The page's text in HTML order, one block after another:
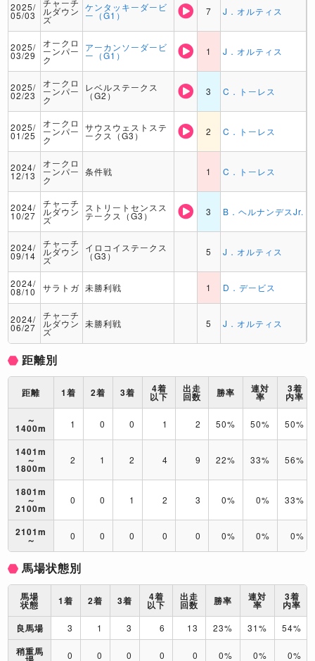
2025/
05/03
チャーチ
ルダウン
ズ
ケンタッキーダービ
ー（G1） 7 J．オルティス
2025/
03/29
オークロ
ーンパー
ク
アーカンソーダービ
ー（G1） 1 J．オルティス
2025/
02/23
オークロ
ーンパー
ク
レベルステークス
（G2） 3 C．トーレス
2025/
01/25
オークロ
ーンパー
ク
サウスウェストステ
ークス（G3） 2 C．トーレス
2024/
12/13
オークロ
ーンパー
ク
条件戦 1 C．トーレス
2024/
10/27
チャーチ
ルダウン
ズ
ストリートセンスス
テークス（G3） 3 B．ヘルナンデスJr.
2024/
09/14
チャーチ
ルダウン
ズ
イロコイステークス
（G3） 5 J．オルティス
2024/
08/10 サラトガ 未勝利戦 1 D．デービス
2024/
06/27
チャーチ
ルダウン
ズ
未勝利戦 5 J．オルティス
距離別
距離 1着 2着 3着 4着
以下
出走
回数 勝率 連対
率
3着
内率
～
1400m 1 0 0 1 2 50% 50% 50%
1401m
～
1800m
2 1 2 4 9 22% 33% 56%
1801m
～
2100m
0 0 1 2 3 0% 0% 33%
2101m
～ 0 0 0 0 0 0% 0% 0%
馬場状態別
馬場
状態 1着 2着 3着 4着
以下
出走
回数 勝率 連対
率
3着
内率
良馬場
3 1 3 6 13 23% 31% 54%
稍重馬 0 0 0 0 0 0% 0% 0%